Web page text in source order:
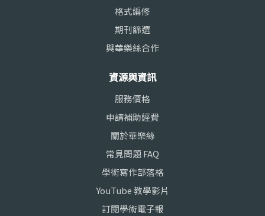
格式編修
期刊篩選
與華樂絲合作
資源與資訊
服務價格
申請補助經費
關於華樂絲
常見問題 FAQ
學術寫作部落格
YouTube 教學影片
訂閱學術電子報